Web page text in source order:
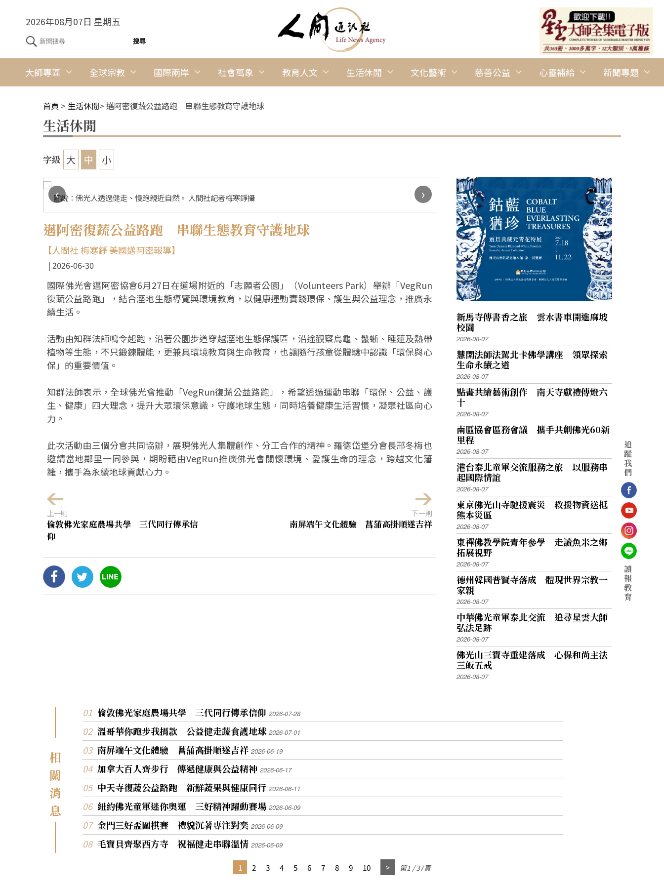
2026年08月07日 星期五
大師專區 全球宗教 國際兩岸 社會萬象 教育人文 生活休閒 文化藝術 慈善公益 心靈補給 新聞專題
首頁 > 生活休閒> 邁阿密復蔬公益路跑 串聯生態教育守護地球
生活休閒
字級 大 中 小
圖說：佛光人透過健走、慢跑親近自然。 人間社記者梅寒錚攝 圖說：參與路跑者在木棧橋上觀賞生態。 人間社記者梅寒錚攝
‹
›
邁阿密復蔬公益路跑 串聯生態教育守護地球
【人間社 梅寒錚 美國邁阿密報導】
2026-06-30
國際佛光會邁阿密協會6月27日在道場附近的「志願者公園」（Volunteers Park）舉辦「VegRun
復蔬公益路跑」，結合溼地生態導覽與環境教育，以健康運動實踐環保、護生與公益理念，推廣永
續生活。
活動由知群法師鳴令起跑，沿著公園步道穿越溼地生態保護區，沿途觀察烏龜、鬣蜥、睡蓮及熱帶
植物等生態，不只鍛鍊體能，更兼具環境教育與生命教育，也讓隨行孩童從體驗中認識「環保與心
保」的重要價值。
知群法師表示，全球佛光會推動「VegRun復蔬公益路跑」，希望透過運動串聯「環保、公益、護
生、健康」四大理念，提升大眾環保意識，守護地球生態，同時培養健康生活習慣，凝聚社區向心
力。
此次活動由三個分會共同協辦，展現佛光人集體創作、分工合作的精神。羅德岱堡分會長邢冬梅也
邀請當地鄰里一同參與，期盼藉由VegRun推廣佛光會關懷環境、愛護生命的理念，跨越文化藩
籬，攜手為永續地球貢獻心力。
上一則
倫敦佛光家庭農場共學 三代同行傳承信
仰
下一則
南屏端午文化體驗 菖蒲高掛順遂吉祥
新馬寺傳書香之旅 雲水書車開進麻坡
校園
2026-08-07
慧開法師法駕北卡佛學講座 領眾探索
生命永續之道
2026-08-07
點畫共繪藝術創作 南天寺獻禮傳燈六
十
2026-08-07
南區協會區務會議 攜手共創佛光60新
里程
2026-08-07
港台泰北童軍交流服務之旅 以服務串
起國際情誼
2026-08-07
東京佛光山寺馳援震災 救援物資送抵
熊本災區
2026-08-07
東禪佛教學院青年參學 走讀魚米之鄉
拓展視野
2026-08-07
德州韓國普賢寺落成 體現世界宗教一
家親
2026-08-07
中華佛光童軍泰北交流 追尋星雲大師
弘法足跡
2026-08-07
佛光山三寶寺重建落成 心保和尚主法
三皈五戒
2026-08-07
相
關
消
息
倫敦佛光家庭農場共學 三代同行傳承信仰 2026-07-28
溫哥華你跑步我捐款 公益健走蔬食護地球 2026-07-01
南屏端午文化體驗 菖蒲高掛順遂吉祥 2026-06-19
加拿大百人齊步行 傳遞健康與公益精神 2026-06-17
中天寺復蔬公益路跑 新鮮蔬果與健康同行 2026-06-11
紐約佛光童軍迷你奧運 三好精神躍動賽場 2026-06-09
金門三好盃圍棋賽 禮貌沉著專注對奕 2026-06-09
毛寶貝齊聚西方寺 祝福健走串聯溫情 2026-06-09
1 2 3 4 5 6 7 8 9 10 第1 / 37頁
追
蹤
我
們
讀
報
教
育